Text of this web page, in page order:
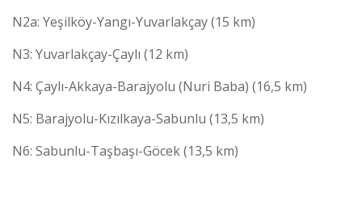
N2a: Yeşilköy-Yangı-Yuvarlakçay (15 km)
N3: Yuvarlakçay-Çaylı (12 km)
N4: Çaylı-Akkaya-Barajyolu (Nuri Baba) (16,5 km)
N5: Barajyolu-Kızılkaya-Sabunlu (13,5 km)
N6: Sabunlu-Taşbaşı-Göcek (13,5 km)